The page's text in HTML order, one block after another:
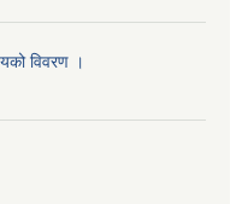
विवरण ।